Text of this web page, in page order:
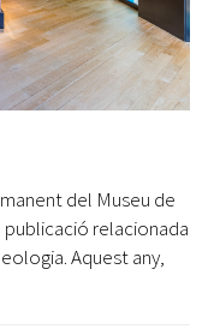
del Museu de
publicació relacionada
Aquest any,